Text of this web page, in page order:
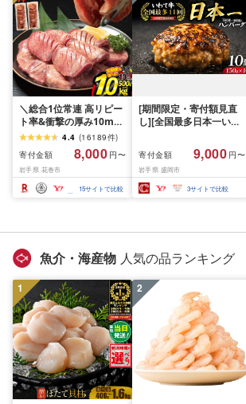
＼総合1位常連 高リピー
ト率&衝撃の厚み10mm
厚切り牛タン 塩味/ ≪ス
ピード発送!!10営業日以
内発送≫ 選べる内容量
500g / 1kg 定期便 毎月
届く 牛肉 肉 BBQ ふるさ
と 人気 ランキング 岩手
4.4 (16189件)
寄付金額
8,000 円〜
岩手県 花巻市
15サイトで比較
[期間限定・寄付額見直
し][全国最多日本一いわ
1.5kg(150g×10個) いわ
て牛 × 岩中豚 ハンバー
グ 合挽き 合い挽き 黒毛
和牛 人気 冷凍 個包装 小
分け 冷凍 牛肉 豚肉 和牛
お弁当 hannba-gu ラン
手県 盛岡市 東北 岩手 盛
寄付金額 9,000 円〜
岩手県 盛岡市
3サイトで比較
魚介・海産物 人気の品ランキング
1 2